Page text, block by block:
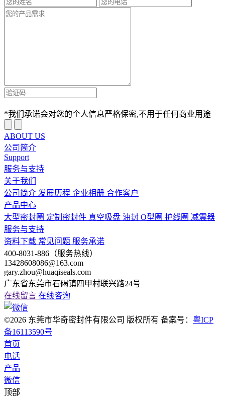
*我们承诺会对您的个人信息严格保密,不用于任何商业用途
ABOUT US
公司简介
Support
服务与支持
关于我们
公司简介 发展历程 企业相册 合作客户
产品中心
大型密封圈 定制密封件 真空吸盘 油封 O型圈 护线圈 减震器
服务与支持
资料下载 常见问题 服务承诺
400-8031-886（服务热线）
13428608086@163.com
gary.zhou@huaqiseals.com
广东省东莞市石碣镇四甲村联兴路24号
在线留言 在线咨询
©2026 东莞市华奇密封件有限公司 版权所有 备案号： 粤ICP
备16113590号
首页
电话
产品
微信
顶部